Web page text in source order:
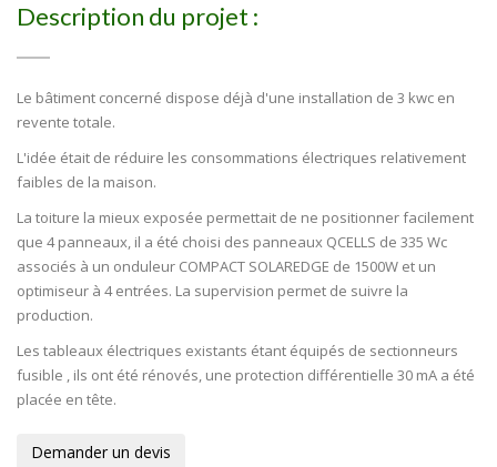
Description du projet :
Le bâtiment concerné dispose déjà d'une installation de 3 kwc en
revente totale.
L'idée était de réduire les consommations électriques relativement
faibles de la maison.
La toiture la mieux exposée permettait de ne positionner facilement
que 4 panneaux, il a été choisi des panneaux QCELLS de 335 Wc
associés à un onduleur COMPACT SOLAREDGE de 1500W et un
optimiseur à 4 entrées. La supervision permet de suivre la
production.
Les tableaux électriques existants étant équipés de sectionneurs
fusible , ils ont été rénovés, une protection différentielle 30 mA a été
placée en tête.
Demander un devis